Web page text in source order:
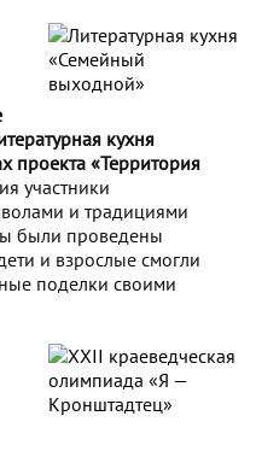
кухня
проекта «Территория
участники
и традициями
были проведены
и взрослые смогли
поделки своими